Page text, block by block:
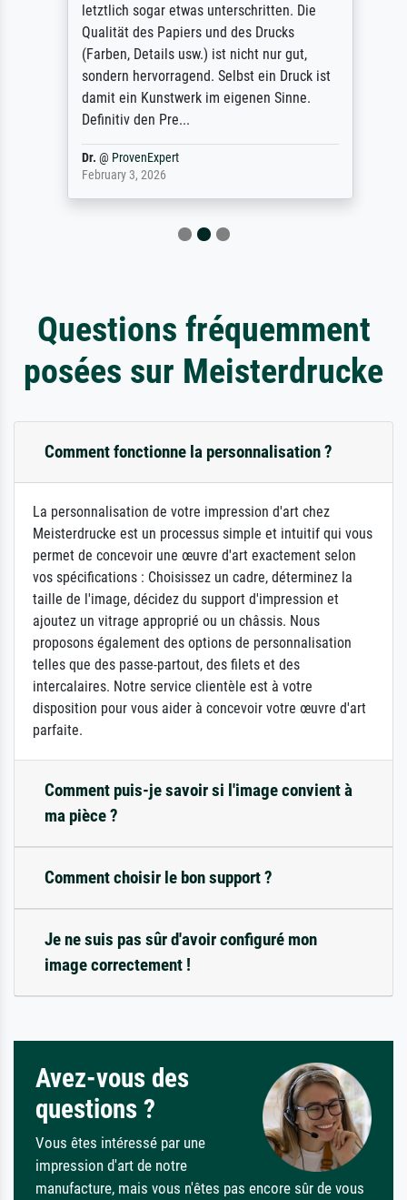
letztlich sogar etwas unterschritten. Die
Qualität des Papiers und des Drucks
(Farben, Details usw.) ist nicht nur gut,
sondern hervorragend. Selbst ein Druck ist
damit ein Kunstwerk im eigenen Sinne.
Definitiv den Pre...
Dr.@ProvenExpert
February 3, 2026
Questions fréquemment
posées sur Meisterdrucke
Comment fonctionne la personnalisation ?
La personnalisation de votre impression d'art chez
Meisterdrucke est un processus simple et intuitif qui vous
permet de concevoir une œuvre d'art exactement selon
vos spécifications : Choisissez un cadre, déterminez la
taille de l'image, décidez du support d'impression et
ajoutez un vitrage approprié ou un châssis. Nous
proposons également des options de personnalisation
telles que des passe-partout, des filets et des
intercalaires. Notre service clientèle est à votre
disposition pour vous aider à concevoir votre œuvre d'art
parfaite.
Comment puis-je savoir si l'image convient à
ma pièce ?
Comment choisir le bon support ?
Je ne suis pas sûr d'avoir configuré mon
image correctement !
Avez-vous des
questions ?
Vous êtes intéressé par une
impression d'art de notre
manufacture, mais vous n'êtes pas encore sûr de vous